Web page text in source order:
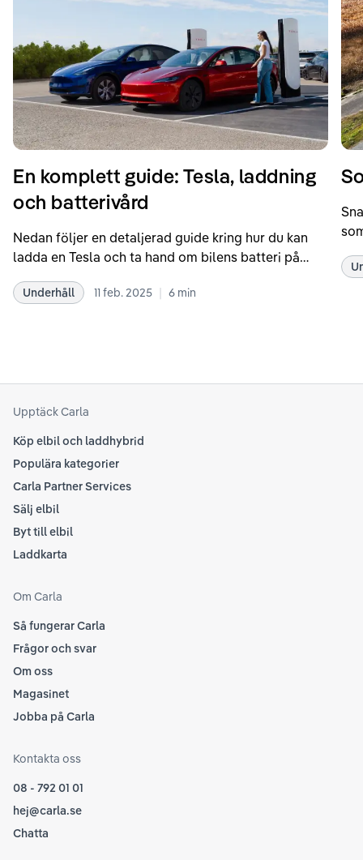
En komplett guide: Tesla, laddning
och batterivård
Nedan följer en detaljerad guide kring hur du kan
ladda en Tesla och ta hand om bilens batteri på
rekommendationer samt våra egna erfarenheter
Underhåll 11 feb. 2025 | 6 min
att
Upptäck Carla
Köp elbil och laddhybrid
Populära kategorier
Carla Partner Services
Sälj elbil
Byt till elbil
Laddkarta
Om Carla
Så fungerar Carla
Frågor och svar
Om oss
Magasinet
Jobba på Carla
Kontakta oss
08 - 792 01 01
hej@carla.se
Chatta